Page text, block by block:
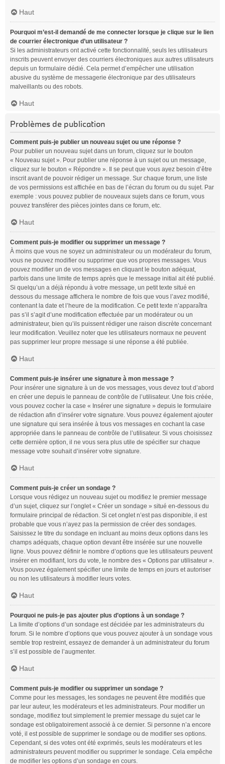
Haut
Pourquoi m’est-il demandé de me connecter lorsque je clique sur le lien
de courrier électronique d’un utilisateur ?
Si les administrateurs ont activé cette fonctionnalité, seuls les utilisateurs
inscrits peuvent envoyer des courriers électroniques aux autres utilisateurs
depuis un formulaire dédié. Cela permet d’empêcher une utilisation
abusive du système de messagerie électronique par des utilisateurs
malveillants ou des robots.
Haut
Problèmes de publication
Comment puis-je publier un nouveau sujet ou une réponse ?
Pour publier un nouveau sujet dans un forum, cliquez sur le bouton
« Nouveau sujet ». Pour publier une réponse à un sujet ou un message,
cliquez sur le bouton « Répondre ». Il se peut que vous ayez besoin d’être
inscrit avant de pouvoir rédiger un message. Sur chaque forum, une liste
de vos permissions est affichée en bas de l’écran du forum ou du sujet. Par
exemple : vous pouvez publier de nouveaux sujets dans ce forum, vous
pouvez transférer des pièces jointes dans ce forum, etc.
Haut
Comment puis-je modifier ou supprimer un message ?
À moins que vous ne soyez un administrateur ou un modérateur du forum,
vous ne pouvez modifier ou supprimer que vos propres messages. Vous
pouvez modifier un de vos messages en cliquant le bouton adéquat,
parfois dans une limite de temps après que le message initial ait été publié.
Si quelqu’un a déjà répondu à votre message, un petit texte situé en
dessous du message affichera le nombre de fois que vous l’avez modifié,
contenant la date et l’heure de la modification. Ce petit texte n’apparaîtra
pas s’il s’agit d’une modification effectuée par un modérateur ou un
administrateur, bien qu’ils puissent rédiger une raison discrète concernant
leur modification. Veuillez noter que les utilisateurs normaux ne peuvent
pas supprimer leur propre message si une réponse a été publiée.
Haut
Comment puis-je insérer une signature à mon message ?
Pour insérer une signature à un de vos messages, vous devez tout d’abord
en créer une depuis le panneau de contrôle de l’utilisateur. Une fois créée,
vous pouvez cocher la case « Insérer une signature » depuis le formulaire
de rédaction afin d’insérer votre signature. Vous pouvez également ajouter
une signature qui sera insérée à tous vos messages en cochant la case
appropriée dans le panneau de contrôle de l’utilisateur. Si vous choisissez
cette dernière option, il ne vous sera plus utile de spécifier sur chaque
message votre souhait d’insérer votre signature.
Haut
Comment puis-je créer un sondage ?
Lorsque vous rédigez un nouveau sujet ou modifiez le premier message
d’un sujet, cliquez sur l’onglet « Créer un sondage » situé en-dessous du
formulaire principal de rédaction. Si cet onglet n’est pas disponible, il est
probable que vous n’ayez pas la permission de créer des sondages.
Saisissez le titre du sondage en incluant au moins deux options dans les
champs adéquats, chaque option devant être insérée sur une nouvelle
ligne. Vous pouvez définir le nombre d’options que les utilisateurs peuvent
insérer en modifiant, lors du vote, le nombre des « Options par utilisateur ».
Vous pouvez également spécifier une limite de temps en jours et autoriser
ou non les utilisateurs à modifier leurs votes.
Haut
Pourquoi ne puis-je pas ajouter plus d’options à un sondage ?
La limite d’options d’un sondage est décidée par les administrateurs du
forum. Si le nombre d’options que vous pouvez ajouter à un sondage vous
semble trop restreint, essayez de demander à un administrateur du forum
s’il est possible de l’augmenter.
Haut
Comment puis-je modifier ou supprimer un sondage ?
Comme pour les messages, les sondages ne peuvent être modifiés que
par leur auteur, les modérateurs et les administrateurs. Pour modifier un
sondage, modifiez tout simplement le premier message du sujet car le
sondage est obligatoirement associé à ce dernier. Si personne n’a encore
voté, il est possible de supprimer le sondage ou de modifier ses options.
Cependant, si des votes ont été exprimés, seuls les modérateurs et les
administrateurs peuvent modifier ou supprimer le sondage. Cela empêche
de modifier les options d’un sondage en cours.